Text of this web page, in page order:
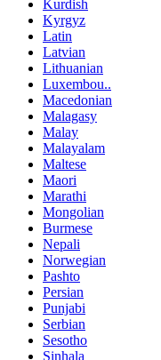
Kurdish
Kyrgyz
Latin
Latvian
Lithuanian
Luxembou..
Macedonian
Malagasy
Malay
Malayalam
Maltese
Maori
Marathi
Mongolian
Burmese
Nepali
Norwegian
Pashto
Persian
Punjabi
Serbian
Sesotho
Sinhala